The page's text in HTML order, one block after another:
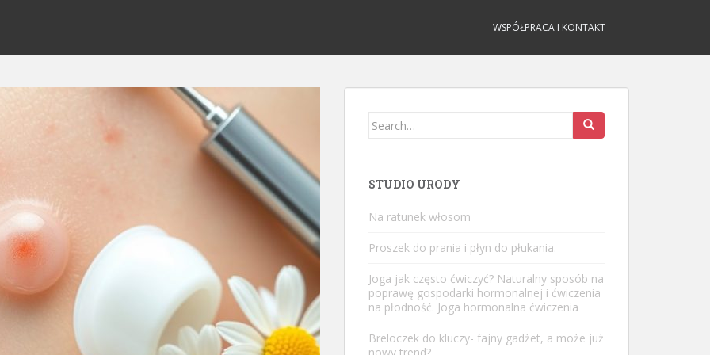
WSPÓŁPRACA I KONTAKT
Search
STUDIO URODY
Na ratunek włosom
Proszek do prania i płyn do płukania.
Joga jak często ćwiczyć? Naturalny sposób na
poprawę gospodarki hormonalnej i ćwiczenia
na płodność. Joga hormonalna ćwiczenia
Breloczek do kluczy- fajny gadżet, a może już